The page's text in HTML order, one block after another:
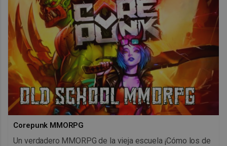
Corepunk MMORPG
Un verdadero MMORPG de la vieja escuela ¡Cómo los de